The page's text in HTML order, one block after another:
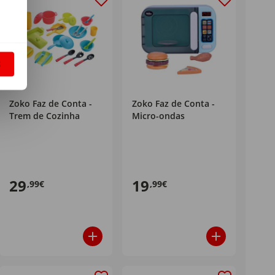
Zoko Faz de Conta -
Trem de Cozinha
29,99€
Zoko Faz de Conta -
Micro-ondas
19,99€